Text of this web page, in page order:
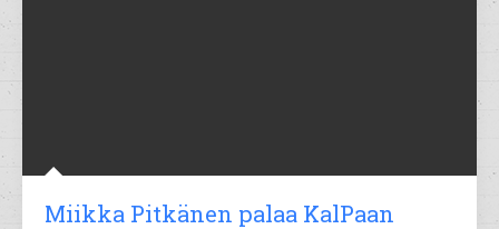
Miikka Pitkänen palaa KalPaan